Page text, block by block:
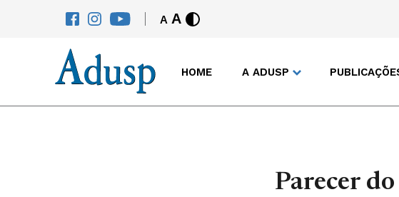
A A
HOME A ADUSP
Parecer